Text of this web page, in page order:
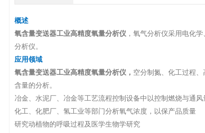
概述
氧含量变送器工业高精度氧量分析仪 ， 氧气分析仪采用电化
分析仪。
应用领域
氧含量变送器工业高精度氧量分析仪 ， 空分制氮、化工过程
含量的分析。
冶金、水泥厂、冶金等工艺流程控制设备中以控制燃烧与通
化工、化肥厂、氢工业等部门分析氧气浓度，以保产品质量
研究动植物的呼吸过程及医学生物学研究